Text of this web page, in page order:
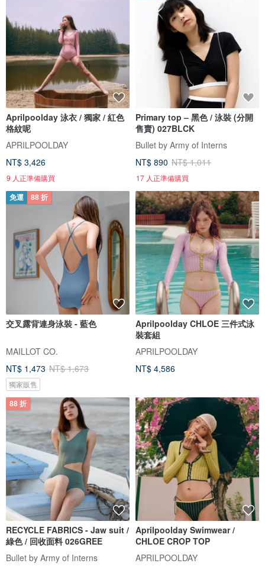
Aprilpoolday 泳衣 / 獨家 / 紅色
格紋呢
APRILPOOLDAY
NT$ 3,426
9 人正準備購買
Primary top – 黑色 / 泳裝 (分開
售賣) 027BLCK
Bullet by Army of Interns
NT$ 890 NT$ 1,011
17 人正準備購買
免運 88 折
交叉露背連身泳裝 - 藍色
MAILLOT CO.
NT$ 1,473 NT$ 1,673
獨家販售
Aprilpoolday CHLOE 三件式泳
裝套組
APRILPOOLDAY
NT$ 4,586
88 折
RECYCLE FABRICS - Jaw suit /
綠色 / 回收面料 026GREE
Bullet by Army of Interns
Aprilpoolday Swimwear /
CHLOE CROP TOP
APRILPOOLDAY